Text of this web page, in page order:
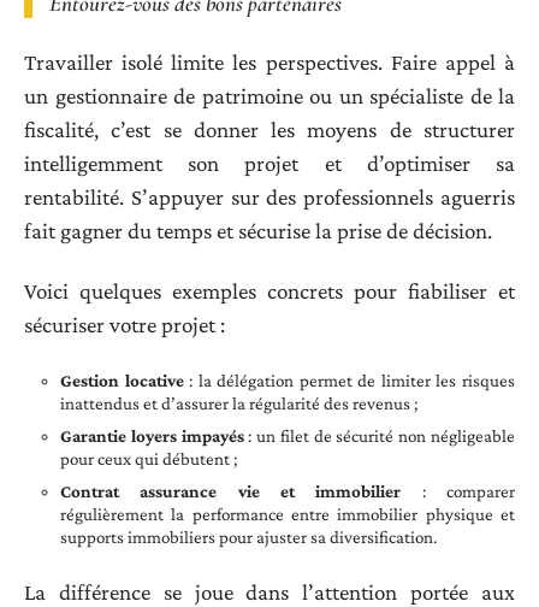
Travailler isolé limite les perspectives. Faire appel à
un gestionnaire de patrimoine ou un spécialiste de la
fiscalité, c’est se donner les moyens de structurer
intelligemment son projet et d’optimiser sa
rentabilité. S’appuyer sur des professionnels aguerris
fait gagner du temps et sécurise la prise de décision.
Voici quelques exemples concrets pour fiabiliser et
sécuriser votre projet :
Gestion locative: la délégation permet de limiter les risques
inattendus et d’assurer la régularité des revenus ;
Garantie loyers impayés: un filet de sécurité non négligeable
pour ceux qui débutent ;
Contrat assurance vie et immobilier : comparer
régulièrement la performance entre immobilier physique et
supports immobiliers pour ajuster sa diversification.
La différence se joue dans l’attention portée aux